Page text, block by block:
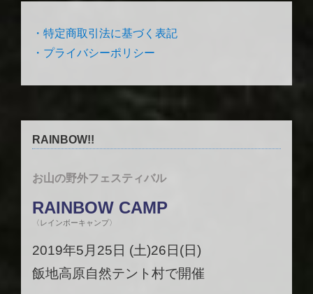
・特定商取引法に基づく表記
・プライバシーポリシー
RAINBOW!!
お山の野外フェスティバル
RAINBOW CAMP
〈レインボーキャンプ〉
2019年5月25日 (土)26日(日)
飯地高原自然テント村で開催